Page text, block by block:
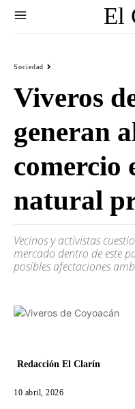
El
Sociedad
Viveros
generan
comercio
natural
Vecinos y activistas
mercado dentro de este
posibles afectaciones
Redacción El Clarín
10 abril, 2026